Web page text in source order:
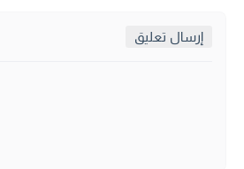
إرسال تعليق